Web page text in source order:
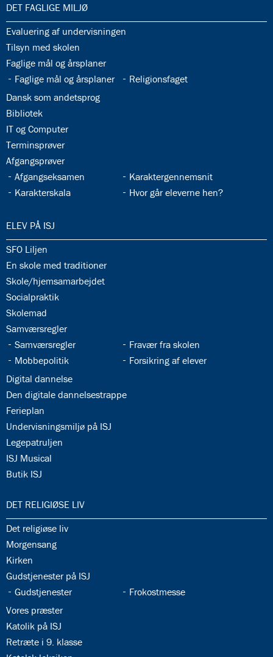
33.0:
DET FAGLIGE MILJØ
33.1:
Evaluering af undervisningen
33.2:
Tilsyn med skolen
33.3:
Faglige mål og årsplaner
33.4:
Faglige mål og årsplaner 33.5:
Religionsfaget
33.6:
Dansk som andetsprog
33.7:
Bibliotek
33.8:
IT og Computer
33.9:
Terminsprøver
33.10:
Afgangsprøver
33.11:
Afgangseksamen 33.12:
Karaktergennemsnit
33.13:
Karakterskala 33.14:
Hvor går eleverne hen?
34.0:
ELEV PÅ ISJ
34.1:
SFO Liljen
34.2:
En skole med traditioner
34.3:
Skole/hjemsamarbejdet
34.4:
Socialpraktik
34.5:
Skolemad
34.6:
Samværsregler
34.7:
Samværsregler 34.8:
Fravær fra skolen
34.9:
Mobbepolitik 34.10:
Forsikring af elever
34.11:
Digital dannelse
34.12:
Den digitale dannelsestrappe
34.13:
Ferieplan
34.14:
Undervisningsmiljø på ISJ
34.15:
Legepatruljen
34.16:
ISJ Musical
34.17:
Butik ISJ
35.0:
DET RELIGIØSE LIV
35.1:
Det religiøse liv
35.2:
Morgensang
35.3:
Kirken
35.4:
Gudstjenester på ISJ
35.5:
Gudstjenester 35.6:
Frokostmesse
35.7:
Vores præster
35.8:
Katolik på ISJ
35.9:
Retræte i 9. klasse